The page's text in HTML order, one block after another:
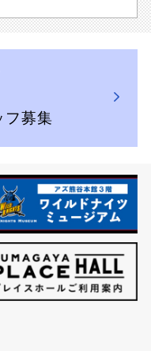
フ募集